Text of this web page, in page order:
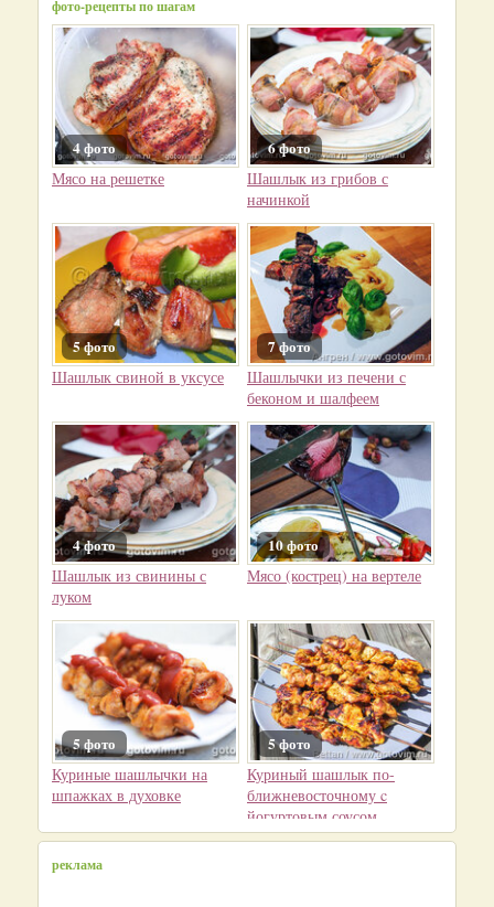
фото-рецепты по шагам
4 фото
Мясо на решетке
6 фото
Шашлык из грибов с
начинкой
5 фото
Шашлык свиной в уксусе
7 фото
Шашлычки из печени с
беконом и шалфеем
4 фото
Шашлык из свинины с
луком
10 фото
Мясо (кострец) на вертеле
5 фото
Куриные шашлычки на
шпажках в духовке
5 фото
Куриный шашлык по-
ближневосточному c
йогуртовым соусом
реклама